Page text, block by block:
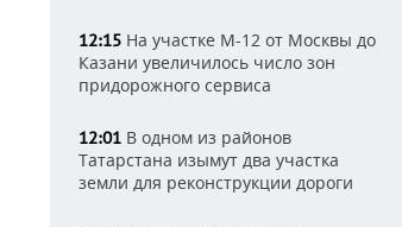
12:15 На участке М-12 от Москвы до
Казани увеличилось число зон
придорожного сервиса
12:01 В одном из районов
Татарстана изымут два участка
земли для реконструкции дороги